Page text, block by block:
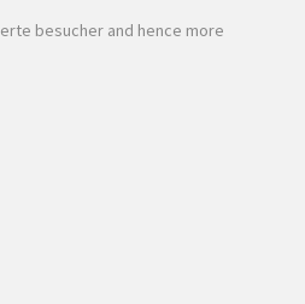
besucher and hence more